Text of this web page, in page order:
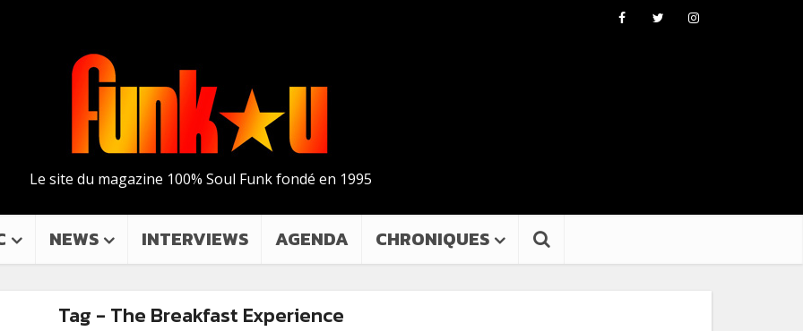
Le site du magazine 100% Soul Funk fondé en 1995
NEWS INTERVIEWS AGENDA CHRONIQUES
Tag - The Breakfast Experience